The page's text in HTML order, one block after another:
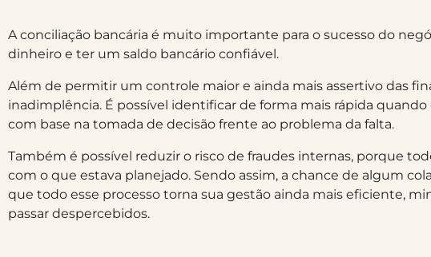
A conciliação bancária é muito importante para o sucesso do
dinheiro e ter um saldo bancário confiável.
Além de permitir um controle maior e ainda mais assertivo das
inadimplência. É possível identificar de forma mais rápida
com base na tomada de decisão frente ao problema da falta.
Também é possível reduzir o risco de fraudes internas, porque
com o que estava planejado. Sendo assim, a chance de algum
que todo esse processo torna sua gestão ainda mais eficiente,
passar despercebidos.